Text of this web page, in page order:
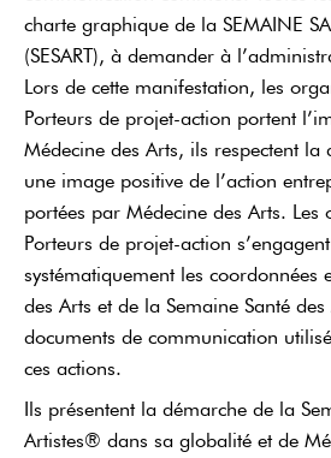
charte graphique de la SEMAINE
(SESART), à demander à
Lors de cette manifestation, les
Porteurs de projet-action portent
Médecine des Arts, ils respectent la
une image positive de l’action
portées par Médecine des Arts. Les
Porteurs de projet-action
systématiquement les coordonnées
des Arts et de la Semaine Santé
documents de communication
ces actions.
Ils présentent la démarche de la
Artistes® dans sa globalité et de